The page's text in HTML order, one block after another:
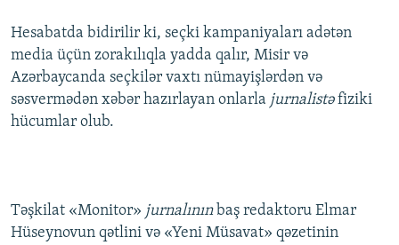
Hesabatda bidirilir ki, seçki kampaniyaları adətən
media üçün zorakılıqla yadda qalır, Misir və
Azərbaycanda seçkilər vaxtı nümayişlərdən və
səsvermədən xəbər hazırlayan onlarla jurnalistəfiziki
hücumlar olub.
Təşkilat «Monitor» jurnalınınbaş redaktoru Elmar
Hüseynovun qətlini və «Yeni Müsavat» qəzetinin